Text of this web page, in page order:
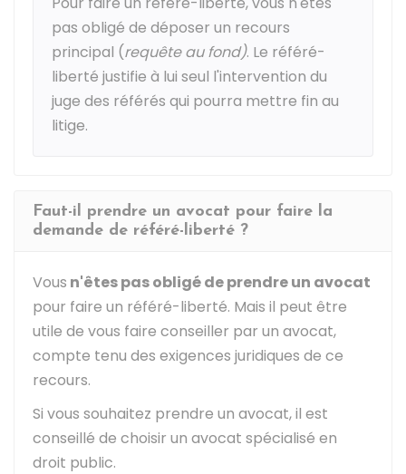
pas obligé de déposer un recours
principal (requête au fond). Le référé-
liberté justifie à lui seul l'intervention du
juge des référés qui pourra mettre fin au
litige.
Faut-il prendre un avocat pour faire la
demande de référé-liberté ?
Vous n'êtes pas obligé de prendre un avocat
pour faire un référé-liberté. Mais il peut être
utile de vous faire conseiller par un avocat,
compte tenu des exigences juridiques de ce
recours.
Si vous souhaitez prendre un avocat, il est
conseillé de choisir un avocat spécialisé en
droit public.